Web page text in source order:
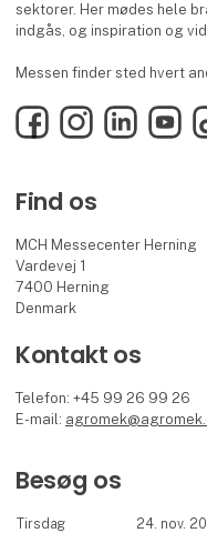
sektorer. Her mødes hele
indgås, og inspiration og
Messen finder sted hvert
FacebookInstagramLinkedInYouTube
Find os
MCH Messecenter Herning
Vardevej 1
7400 Herning
Denmark
Kontakt os
Telefon: +45 99 26 99 26
E-mail:
Besøg os
Tirsdag 24. nov.